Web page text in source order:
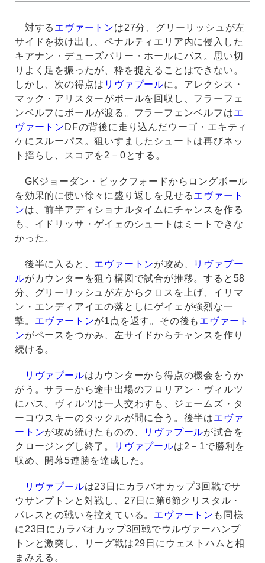
対する エヴァートンは27分、グリーリッシュが左
サイドを抜け出し、ペナルティエリア内に侵入した
キアナン・デューズバリー・ホールにパス。思い切
りよく足を振ったが、枠を捉えることはできない。
しかし、次の得点は リヴァプールに。アレクシス・
マック・アリスターがボールを回収し、フラーフェ
ンベルフにボールが渡る。フラーフェンベルフはエ
ヴァートン DFの背後に走り込んだウーゴ・エキティ
ケにスルーパス。狙いすましたシュートは再びネッ
ト揺らし、スコアを2－0とする。
GKジョーダン・ピックフォードからロングボール
を効果的に使い徐々に盛り返しを見せるエヴァート
ンは、前半アディショナルタイムにチャンスを作る
も、イドリッサ・ゲイェのシュートはミートできな
かった。
後半に入ると、 エヴァートンが攻め、
リヴァプー
ルがカウンターを狙う構図で試合が推移。すると58
分、グリーリッシュが左からクロスを上げ、イリマ
ン・エンディアイエの落としにゲイェが強烈な一
撃。 エヴァートンが1点を返す。その後も エヴァート
ンがペースをつかみ、左サイドからチャンスを作り
続ける。
リヴァプールはカウンターから得点の機会をうか
がう。サラーから途中出場のフロリアン・ヴィルツ
にパス。ヴィルツは一人交わすも、ジェームズ・タ
ーコウスキーのタックルが間に合う。後半はエヴァ
ートンが攻め続けたものの、 リヴァプールが試合を
クロージングし終了。
リヴァプールは2－1で勝利を
収め、開幕5連勝を達成した。
リヴァプールは23日にカラバオカップ3回戦でサ
ウサンプトンと対戦し、27日に第6節クリスタル・
パレスとの戦いを控えている。 エヴァートン も同様
に23日にカラバオカップ3回戦でウルヴァーハンプ
トンと激突し、リーグ戦は29日にウェストハムと相
まみえる。